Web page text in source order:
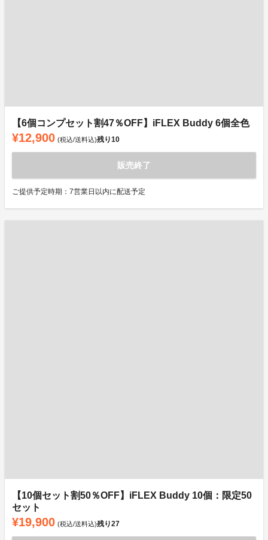
【6個コンプセット割47％OFF】iFLEX Buddy 6個全色
¥12,900 (税込/送料込)残り10
販売終了
ご提供予定時期：7営業日以内に配送予定
【10個セット割50％OFF】iFLEX Buddy 10個：限定50
セット
¥19,900 (税込/送料込)残り27